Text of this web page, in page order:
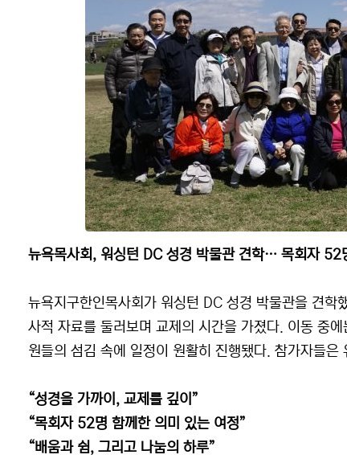
뉴욕목사회, 워싱턴 DC 성경 박물관 견학… 목회자 52
뉴욕지구한인목사회가 워싱턴 DC 성경 박물관을 견
사적 자료를 둘러보며 교제의 시간을 가졌다. 이동 중
원들의 섬김 속에 일정이 원활히 진행됐다. 참가자들
“성경을 가까이, 교제를 깊이”
“목회자 52명 함께한 의미 있는 여정”
“배움과 쉼, 그리고 나눔의 하루”